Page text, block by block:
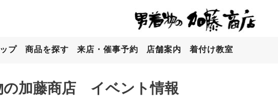
プ 商品を探す 来店・催事予約 店舗案内 着付け教室
の加藤商店 イベント情報